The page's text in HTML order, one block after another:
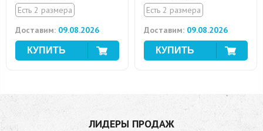
Есть 2 размера
Доставим: 09.08.2026
Есть 2 размера
Доставим: 09.08.2026
ЛИДЕРЫ ПРОДАЖ